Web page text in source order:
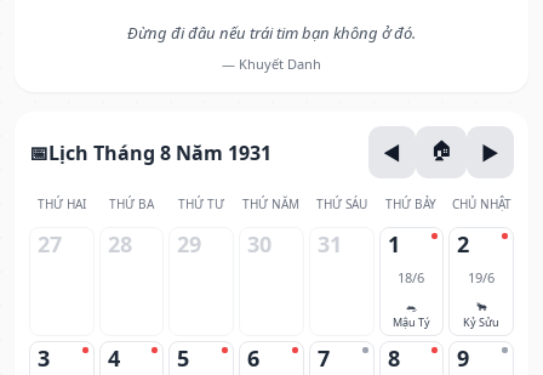
Đừng đi đâu nếu trái tim bạn không ở đó.
— Khuyết Danh
Lịch Tháng 8 Năm 1931
THỨ HAI THỨ BA THỨ TƯ THỨ NĂM THỨ SÁU THỨ BẢY CHỦ NHẬT
27 28 29 30 31 1
18/6
🐀
Mậu Tý
2
19/6
🐂
Kỷ Sửu
3 4 5 6 7 8 9